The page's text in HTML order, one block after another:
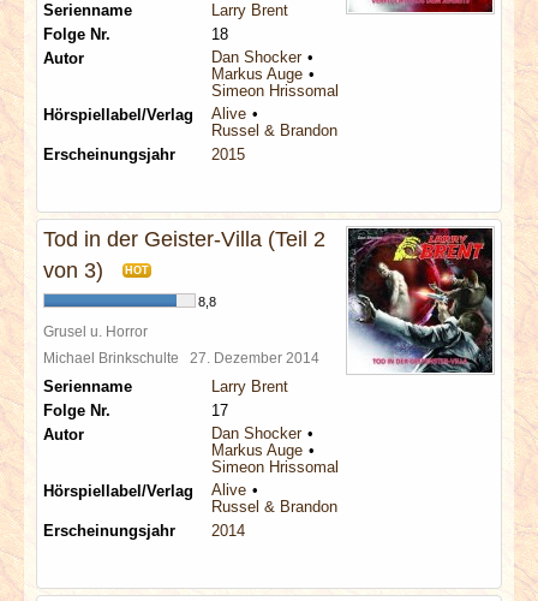
Serienname
Larry Brent
Folge Nr.
18
Autor
Dan Shocker
Markus Auge
Simeon Hrissomallis
Hörspiellabel/Verlag
Alive
Russel & Brandon
Erscheinungsjahr
2015
Tod in der Geister-Villa (Teil 2
von 3)
HOT
8,8
Grusel u. Horror
Michael Brinkschulte 27. Dezember 2014
Serienname
Larry Brent
Folge Nr.
17
Autor
Dan Shocker
Markus Auge
Simeon Hrissomallis
Hörspiellabel/Verlag
Alive
Russel & Brandon
Erscheinungsjahr
2014